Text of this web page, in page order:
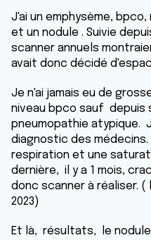
J'ai un emphysème,
et un nodule . Suivie
scanner annuels
avait donc décidé
Je n'ai jamais eu de
niveau bpco sauf depuis
pneumopathie atypique.
diagnostic des
respiration et une
dernière, il y a 1 mois,
donc scanner à réaliser.
2023)
Et là, résultats, le